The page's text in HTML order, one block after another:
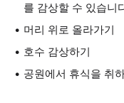
를 감상할 수 있습니
머리 위로 올라가기
호수 감상하기
공원에서 휴식을 취